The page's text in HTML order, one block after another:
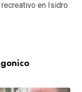
en Isidro